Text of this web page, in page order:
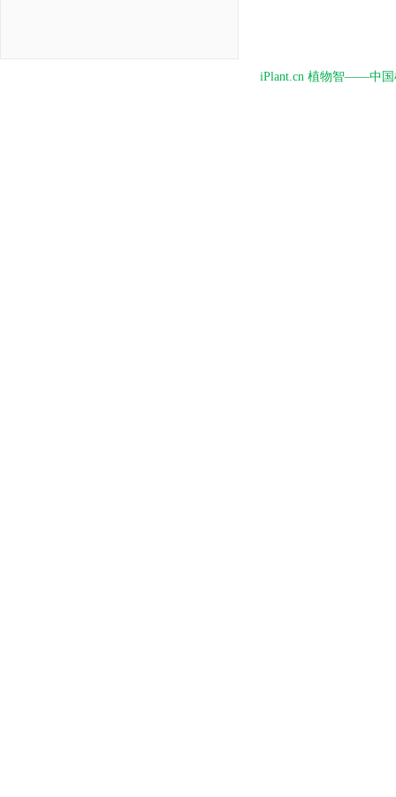
iPlant.cn 植物智——中国